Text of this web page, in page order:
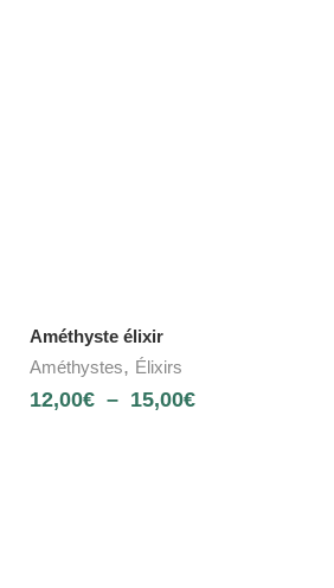
Améthyste élixir
Améthystes, Élixirs
12,00€ – 15,00€